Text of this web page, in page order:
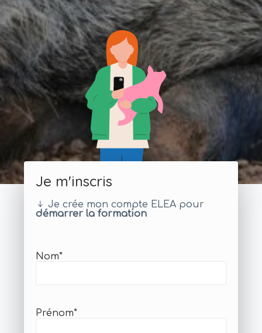
Je m'inscris
Je crée mon compte ELEA pour
démarrer la formation
Nom*
Prénom*